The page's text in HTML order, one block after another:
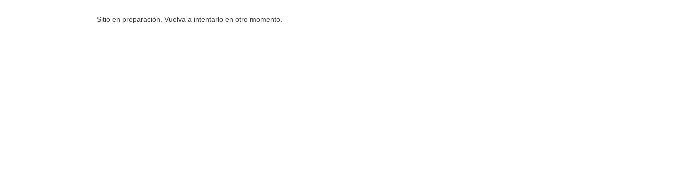
Sitio en preparación. Vuelva a intentarlo en otro momento.